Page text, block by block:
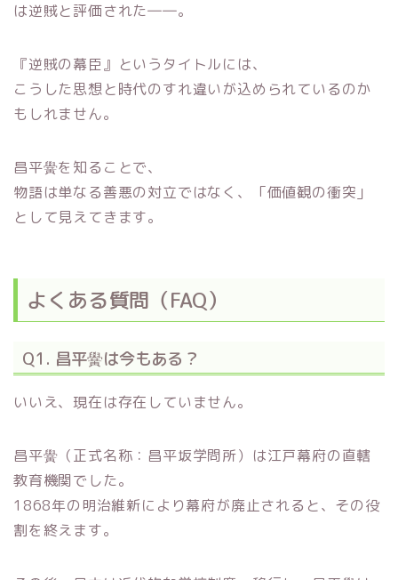
は逆賊と評価された――。
『逆賊の幕臣』というタイトルには、
こうした思想と時代のすれ違いが込められているのか
もしれません。
昌平黌を知ることで、
物語は単なる善悪の対立ではなく、「価値観の衝突」
として見えてきます。
よくある質問（FAQ）
Q1. 昌平黌は今もある？
いいえ、現在は存在していません。
昌平黌（正式名称：昌平坂学問所）は江戸幕府の直轄
教育機関でした。
1868年の明治維新により幕府が廃止されると、その役
割を終えます。